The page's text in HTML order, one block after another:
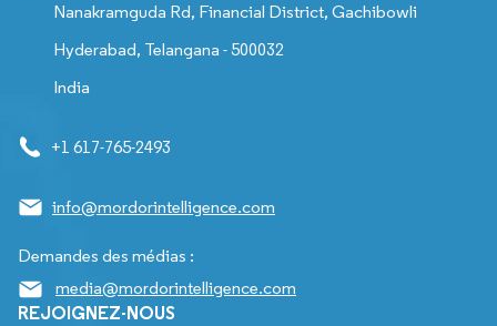
Nanakramguda Rd, Financial District, Gachibowli
Hyderabad, Telangana - 500032
India
+1 617-765-2493
info@mordorintelligence.com
Demandes des médias :
media@mordorintelligence.com
REJOIGNEZ-NOUS